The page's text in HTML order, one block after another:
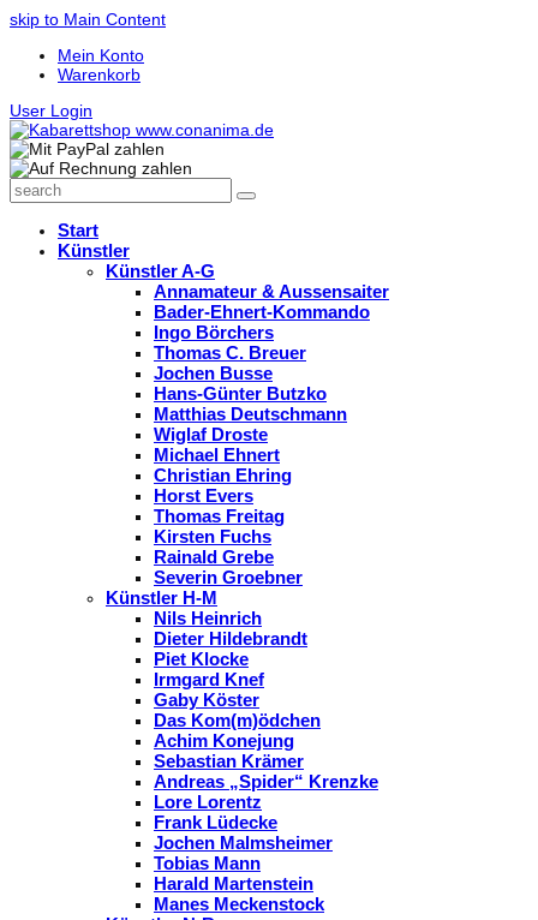
skip to Main Content
Mein Konto
Warenkorb
User Login
search
Search
Start
Künstler
Künstler A-G
Annamateur & Aussensaiter
Bader-Ehnert-Kommando
Ingo Börchers
Thomas C. Breuer
Jochen Busse
Hans-Günter Butzko
Matthias Deutschmann
Wiglaf Droste
Michael Ehnert
Christian Ehring
Horst Evers
Thomas Freitag
Kirsten Fuchs
Rainald Grebe
Severin Groebner
Künstler H-M
Nils Heinrich
Dieter Hildebrandt
Piet Klocke
Irmgard Knef
Gaby Köster
Das Kom(m)ödchen
Achim Konejung
Sebastian Krämer
Andreas „Spider“ Krenzke
Lore Lorentz
Frank Lüdecke
Jochen Malmsheimer
Tobias Mann
Harald Martenstein
Manes Meckenstock